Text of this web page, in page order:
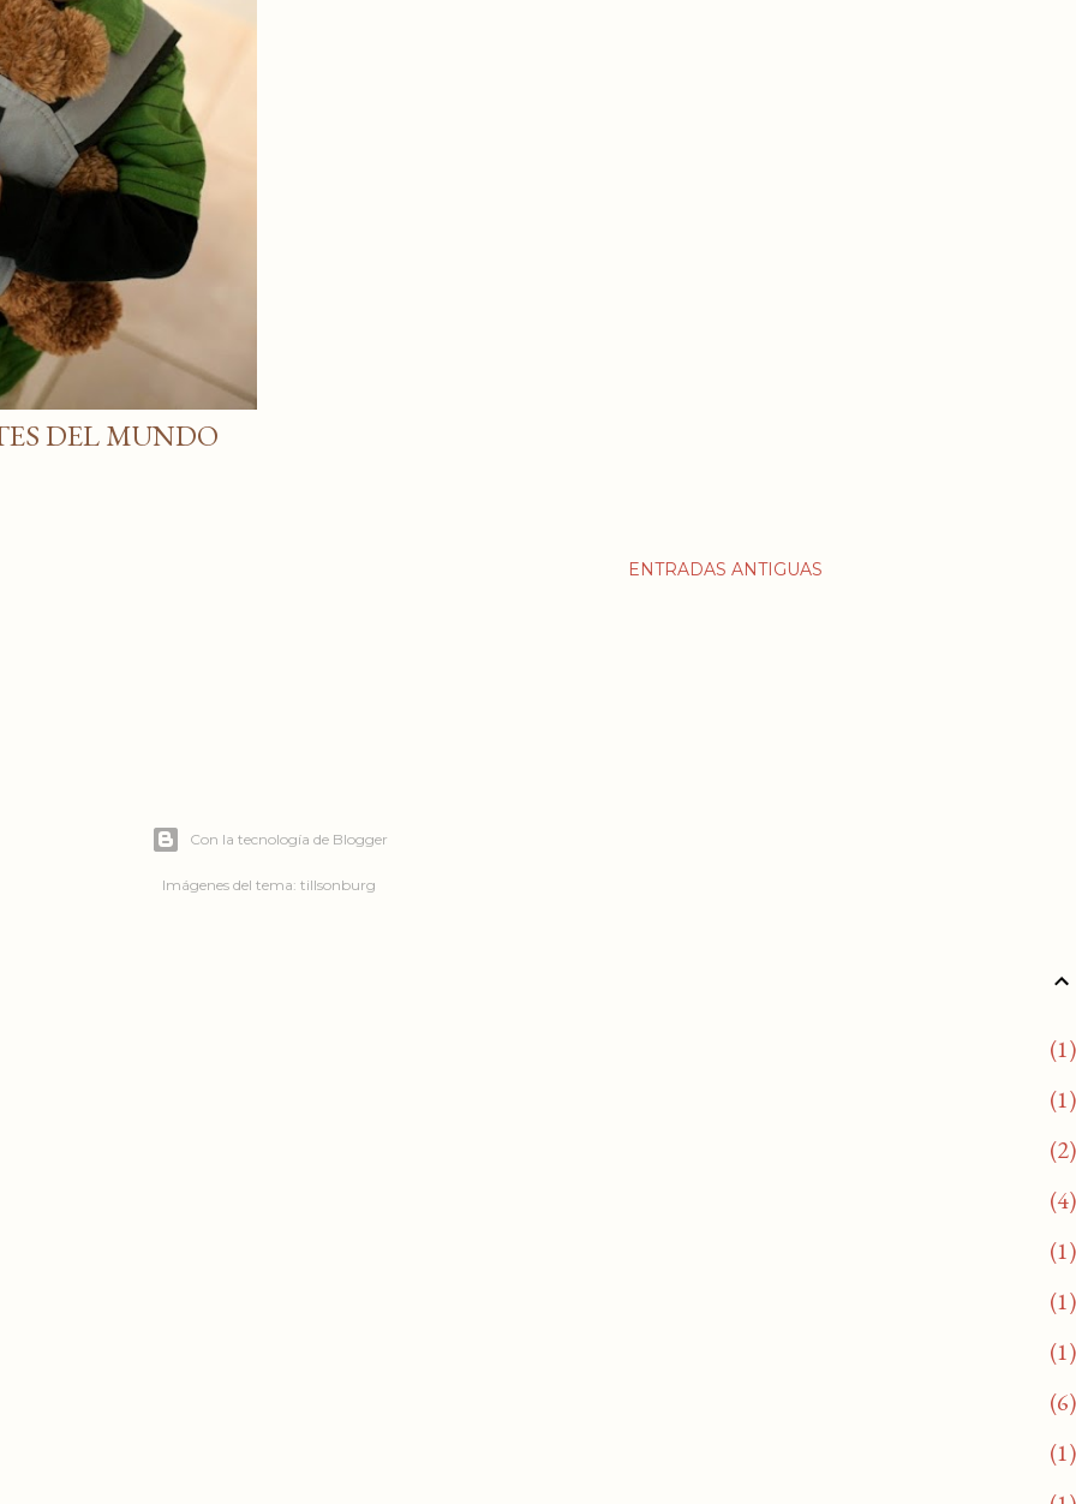
DEL MUNDO
ENTRADAS ANTIGUAS
Con la tecnología de Blogger
Imágenes del tema: tillsonburg
1
1
2
4
1
1
1
6
1